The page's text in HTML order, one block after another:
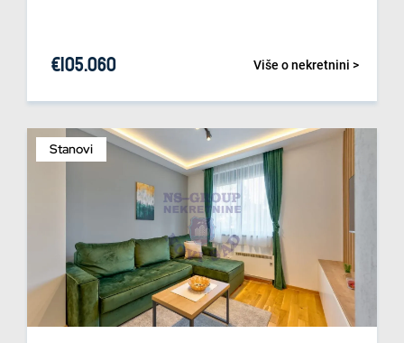
Više o nekretnini >
€105.060
Stanovi